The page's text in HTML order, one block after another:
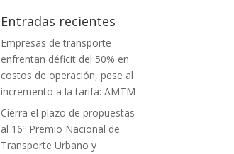
Entradas recientes
Empresas de transporte
enfrentan déficit del 50% en
costos de operación, pese al
incremento a la tarifa: AMTM
Cierra el plazo de propuestas
al 16º Premio Nacional de
Transporte Urbano y